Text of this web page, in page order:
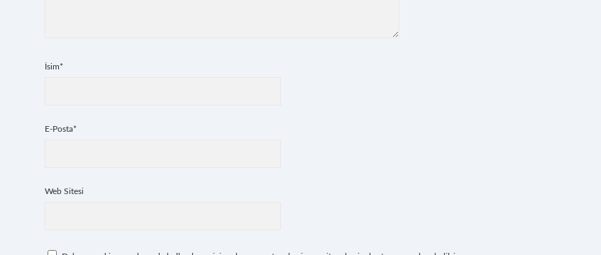
İsim*
E-Posta*
Web Sitesi